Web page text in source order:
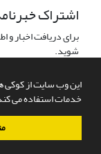
این وب سایت از کوکی
خدمات استفاده می
اشتراک
برای دریافت اخبار
شوید.
سامانه مدیریت